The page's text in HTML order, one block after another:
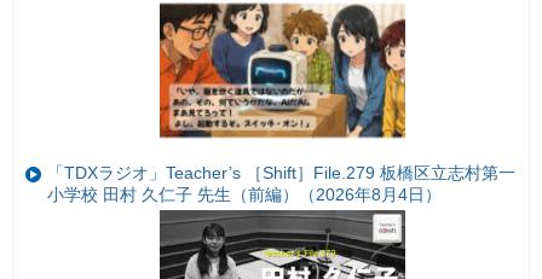
「TDXラジオ」Teacher’s ［Shift］File.279 板橋区立志村第一
小学校 田村 久仁子 先生（前編）（2026年8月4日）